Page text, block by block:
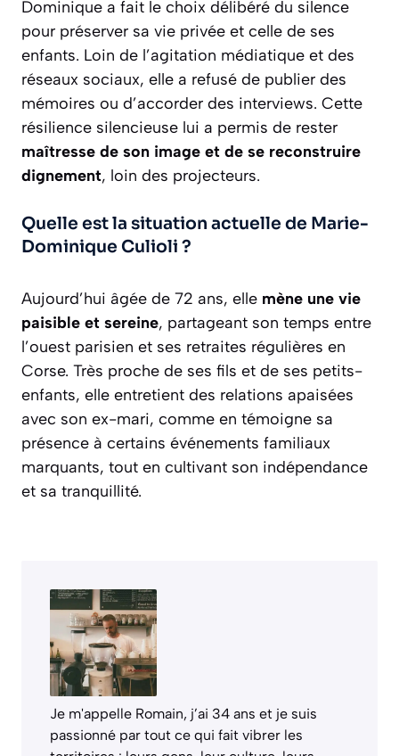
Dominique a fait le choix délibéré du silence
pour préserver sa vie privée et celle de ses
enfants. Loin de l’agitation médiatique et des
réseaux sociaux, elle a refusé de publier des
mémoires ou d’accorder des interviews. Cette
résilience silencieuse lui a permis de rester
maîtresse de son image et de se reconstruire
dignement, loin des projecteurs.
Quelle est la situation actuelle de Marie-
Dominique Culioli ?
Aujourd’hui âgée de 72 ans, elle mène une vie
paisible et sereine, partageant son temps entre
l’ouest parisien et ses retraites régulières en
Corse. Très proche de ses fils et de ses petits-
enfants, elle entretient des relations apaisées
avec son ex-mari, comme en témoigne sa
présence à certains événements familiaux
marquants, tout en cultivant son indépendance
et sa tranquillité.
Je m'appelle Romain, j’ai 34 ans et je suis
passionné par tout ce qui fait vibrer les